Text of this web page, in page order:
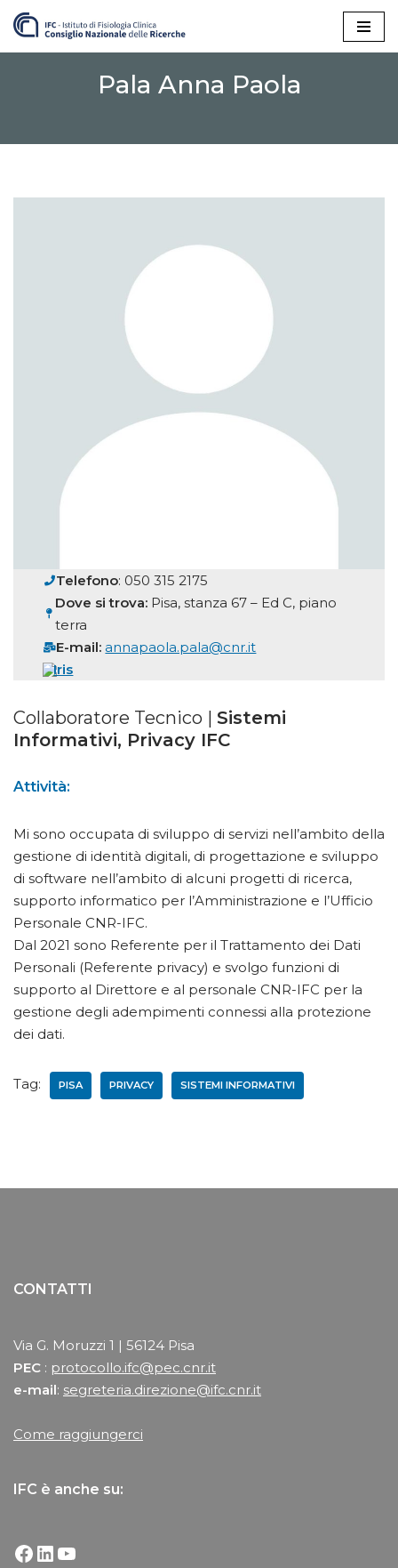
Vai
Pala Anna Paola
Telefono: 050 315 2175
Dove si trova: Pisa, stanza 67 – Ed C, piano
terra
E-mail: annapaola.pala@cnr.it
Iris
Collaboratore Tecnico | Sistemi
Informativi, Privacy IFC
Attività:
Mi sono occupata di sviluppo di servizi nell’ambito della
gestione di identità digitali, di progettazione e sviluppo
di software nell’ambito di alcuni progetti di ricerca,
supporto informatico per l’Amministrazione e l’Ufficio
Personale CNR-IFC.
Dal 2021 sono Referente per il Trattamento dei Dati
Personali (Referente privacy) e svolgo funzioni di
supporto al Direttore e al personale CNR-IFC per la
gestione degli adempimenti connessi alla protezione
dei dati.
Tag: PISA PRIVACY SISTEMI INFORMATIVI
CONTATTI
Via G. Moruzzi 1 | 56124 Pisa
PEC : protocollo.ifc@pec.cnr.it
e-mail: segreteria.direzione@ifc.cnr.it
Come raggiungerci
IFC è anche su: